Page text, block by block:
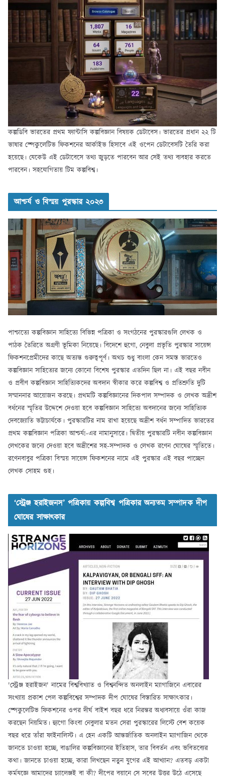
কল্পডিবি ভারতের প্রথম ফ্যান্টাসি কল্পবিজ্ঞান বিষয়ক ডেটাবেস। ভারতের প্রধান ২২ টি
ভাষার স্পেকুলেটিভ ফিকশনের আর্কাইভ হিসাবে এই ওপেন ডেটাবেসটি তৈরি করা
হয়েছে। যেকেউ এই ডেটাবেসে তথ্য জুড়তে পারবেন আর সেই তথ্য ব্যবহার করতে
পারবেন। সহযোগিতায় টিম কল্পবিশ্ব।
আশ্চর্য ও বিস্ময় পুরস্কার ২০২৩
পাশ্চাত্যে কল্পবিজ্ঞান সাহিত্যে বিভিন্ন পত্রিকা ও সংগঠনের পুরস্কারগুলি লেখক ও
পাঠক তৈরিতে অগ্রণী ভূমিকা নিয়েছে। বিদেশে হুগো, নেবুলা প্রভৃতি পুরস্কার সায়েন্স
ফিকশনপ্রেমীদের কাছে অত্যন্ত গুরুত্বপূর্ণ। অথচ শুধু বাংলা কেন সমস্ত ভারতেও
কল্পবিজ্ঞান সাহিত্যের জন্যে কোনো বিশেষ পুরস্কার এতদিন ছিল না। এই বছর নবীন
ও প্রবীণ কল্পবিজ্ঞান সাহিত্যিকদের অবদান স্বীকার করে কল্পবিশ্ব ও প্রতিশ্রুতি দুটি
সম্মাননার আয়োজন করছে। প্রথমটি কল্পবিজ্ঞানের দিকপাল সম্পাদক ও লেখক অদ্রীশ
বর্ধনের স্মৃতির উদ্দেশে দেওয়া হবে কল্পবিজ্ঞান সাহিত্যে অবদানের জন্যে সাহিত্যিক
দেবজ্যোতি ভট্টাচার্যকে। পুরস্কারটির নাম রাখা হয়েছে অদ্রীশ বর্ধন সম্পাদিত ভারতের
প্রথম কল্পবিজ্ঞান পত্রিকা আশ্চর্য!-এর নামানুসারে। দ্বিতীয় পুরস্কারটি নবীন কল্পবিজ্ঞান
লেখকের জন্যে দেওয়া হবে অদ্রীশের সহ-সম্পাদক ও লেখক রণেন ঘোষের স্মৃতিতে।
রণেনবাবুর পত্রিকা বিস্ময় সায়েন্স ফিকশনের নামে এই পুরস্কার এই বছর পাচ্ছেন
লেখক সোহম গুহ।
‘স্ট্রেঞ্জ হরাইজনস’ পত্রিকায় কল্পবিশ্ব পত্রিকার অন্যতম সম্পাদক দীপ
ঘোষের সাক্ষাৎকার
'স্ট্রেঞ্জ হরাইজন' নামের বিশ্ববিখ্যাত ও বিশ্বনন্দিত অনলাইন ম্যাগাজিনে এবারের
সংখ্যায় প্রকাশ পেল কল্পবিশ্বের সম্পাদক দীপ ঘোষের বিস্তারিত সাক্ষাৎকার।
স্পেকুলেটিভ ফিকশনের ওপর দীর্ঘ বাইশ বছর ধরে নিরন্তর অধ্যবসায়ে ওঁরা কাজ
করছেন নিয়মিত। হ্যুগো কিংবা নেবুলার মতন সেরা পুরস্কারের লিস্টে বেশ কয়েক
বছর ধরে তাঁরা ফাইনালিস্ট। এ হেন একটি আন্তর্জাতিক অনলাইন ম্যাগাজিন থেকে
জানতে চাওয়া হচ্ছে, বাঙালির কল্পবিজ্ঞানের ইতিহাস, তার বিবর্তন এবং ভবিতব্যের
কথা। জানতে চাওয়া হচ্ছে, কারা লিখছেন নতুন যুগের এই আখ্যান? এতবড় একটা
কর্মযজ্ঞে আমাদের চ্যালেঞ্জই বা কী? দীপের বয়ানে সে সবের উত্তর উঠে এসেছে